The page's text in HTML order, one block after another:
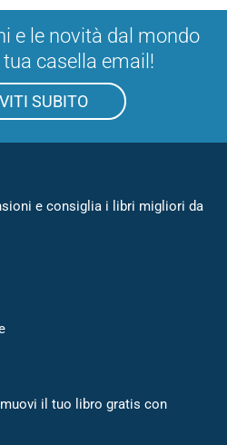
e le novità dal mondo
casella email!
SUBITO
e consiglia i libri migliori da
il tuo libro gratis con